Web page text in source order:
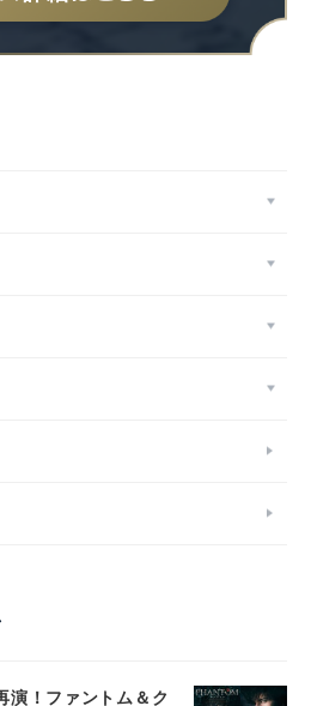
演！ファントム＆ク